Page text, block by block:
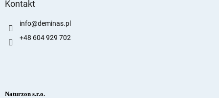
Kontakt
info@deminas.pl
+48 604 929 702
Naturzon s.r.o.